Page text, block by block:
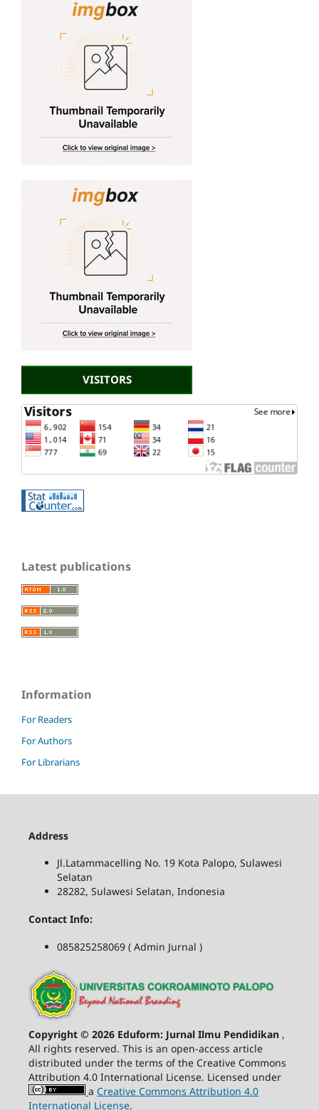
VISITORS
Latest publications
Information
For Readers
For Authors
For Librarians
Address
Jl.Latammacelling No. 19 Kota Palopo, Sulawesi
Selatan
28282, Sulawesi Selatan, Indonesia
Contact Info:
085825258069 ( Admin Jurnal )
Copyright © 2026 Eduform: Jurnal Ilmu Pendidikan ,
All rights reserved. This is an open-access article
distributed under the terms of the Creative Commons
Attribution 4.0 International License. Licensed under
a Creative Commons Attribution 4.0
International License.